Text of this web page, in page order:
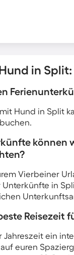
in
Hund in Split
können
Vierbeiner
Unterkünfte in
Reisezeit
Jahreszeit ein
euren